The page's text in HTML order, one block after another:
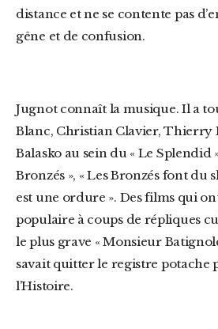
distance et ne se contente pas
gêne et de confusion.
Jugnot connaît la musique. Il a
Blanc, Christian Clavier, Thierry
Balasko au sein du« Le Splendid
Bronzés », «Les Bronzés font du
est une ordure ». Des films qui
populaire à coups de répliques
le plus grave «Monsieur
savait quitter le registre potache
l’Histoire.